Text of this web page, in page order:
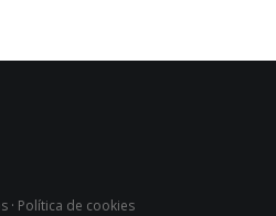
· Política de cookies